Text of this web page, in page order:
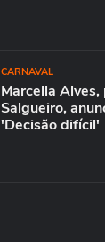
CARNAVAL
Marcella
Salgueiro,
'Decisão difícil'